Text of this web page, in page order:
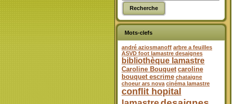
Mots-clefs
andré aziosmanoff arbre a feuilles
ASVD foot lamastre desaignes
bibliothèque lamastre
Caroline Bouquet caroline
bouquet escrime chataigne
choeur ars nova cinéma lamastre
conflit hopital